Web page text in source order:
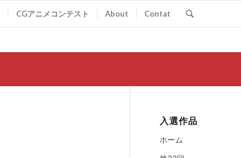
CGアニメコンテスト About Contat
入選作品
ホーム